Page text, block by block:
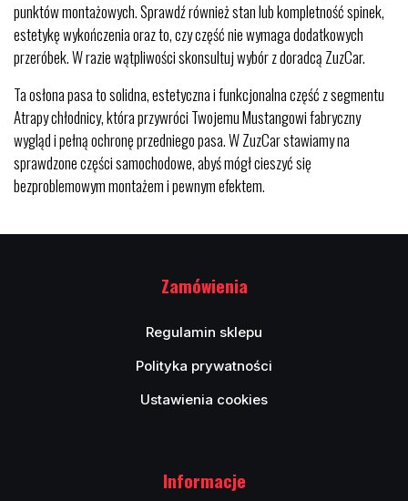
punktów montażowych. Sprawdź również stan lub kompletność spinek,
estetykę wykończenia oraz to, czy część nie wymaga dodatkowych
przeróbek. W razie wątpliwości skonsultuj wybór z doradcą ZuzCar.
Ta osłona pasa to solidna, estetyczna i funkcjonalna część z segmentu
Atrapy chłodnicy, która przywróci Twojemu Mustangowi fabryczny
wygląd i pełną ochronę przedniego pasa. W ZuzCar stawiamy na
sprawdzone części samochodowe, abyś mógł cieszyć się
bezproblemowym montażem i pewnym efektem.
Zamówienia
Regulamin sklepu
Polityka prywatności
Ustawienia cookies
Informacje